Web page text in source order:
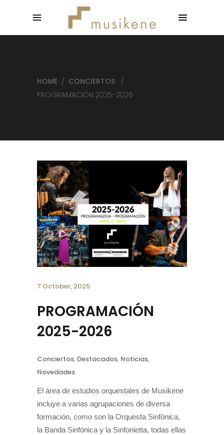
HOME / CONCIERTOS
/
PROGRAMACIÓN 2025-2026
7 October, 2025
PROGRAMACIÓN
2025-2026
Conciertos, Destacados, Noticias,
Novedades
El área de estudios orquestales de Musikene
incluye a varias agrupaciones de diversa
formación, como son la Orquesta Sinfónica,
la Banda Sinfónica y la Sinfonietta, todas ellas